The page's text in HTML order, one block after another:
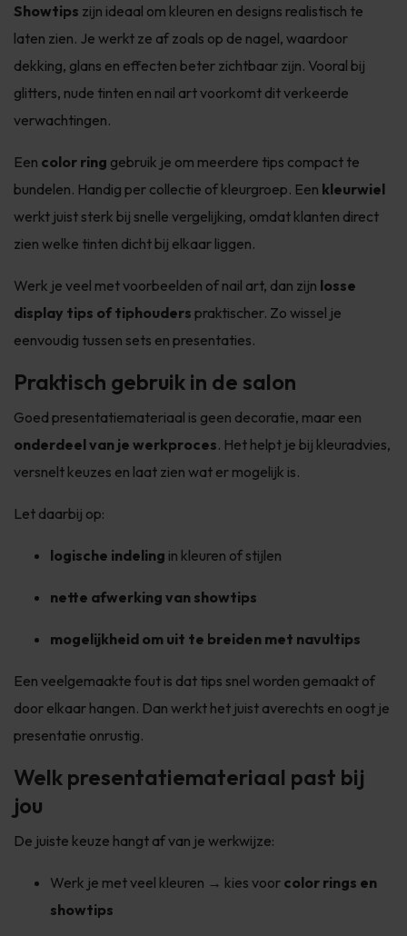
Showtips zijn ideaal om kleuren en designs realistisch te
laten zien. Je werkt ze af zoals op de nagel, waardoor
dekking, glans en effecten beter zichtbaar zijn. Vooral bij
glitters, nude tinten en nail art voorkomt dit verkeerde
verwachtingen.
Een color ring gebruik je om meerdere tips compact te
bundelen. Handig per collectie of kleurgroep. Een kleurwiel
werkt juist sterk bij snelle vergelijking, omdat klanten direct
zien welke tinten dicht bij elkaar liggen.
Werk je veel met voorbeelden of nail art, dan zijn losse
display tips of tiphouders praktischer. Zo wissel je
eenvoudig tussen sets en presentaties.
Praktisch gebruik in de salon
Goed presentatiemateriaal is geen decoratie, maar een
onderdeel van je werkproces. Het helpt je bij kleuradvies,
versnelt keuzes en laat zien wat er mogelijk is.
Let daarbij op:
logische indeling in kleuren of stijlen
nette afwerking van showtips
mogelijkheid om uit te breiden met navultips
Een veelgemaakte fout is dat tips snel worden gemaakt of
door elkaar hangen. Dan werkt het juist averechts en oogt je
presentatie onrustig.
Welk presentatiemateriaal past bij
jou
De juiste keuze hangt af van je werkwijze:
Werk je met veel kleuren → kies voor color rings en
showtips